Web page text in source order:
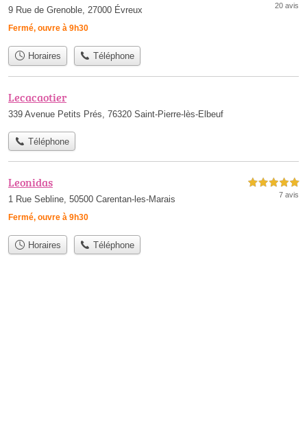
9 Rue de Grenoble, 27000 Évreux
Fermé, ouvre à 9h30
20 avis
Horaires Téléphone
Lecacaotier
339 Avenue Petits Prés, 76320 Saint-Pierre-lès-Elbeuf
Téléphone
Leonidas
1 Rue Sebline, 50500 Carentan-les-Marais
Fermé, ouvre à 9h30
5,0 étoiles sur 5
7 avis
Horaires Téléphone